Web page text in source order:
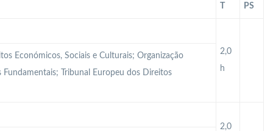
PS
2,0
h
Económicos, Sociais e Culturais; Organização
Tribunal Europeu dos Direitos
2,0